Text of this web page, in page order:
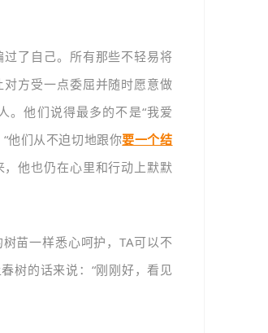
了自己。所有那些不轻易将
方受一点委屈并随时愿意做
。他们说得最多的不是“我爱
他们从不迫切地跟你要一个结
他也仍在心里和行动上默默
苗一样悉心呵护，TA可以不
树的话来说：“刚刚好，看见